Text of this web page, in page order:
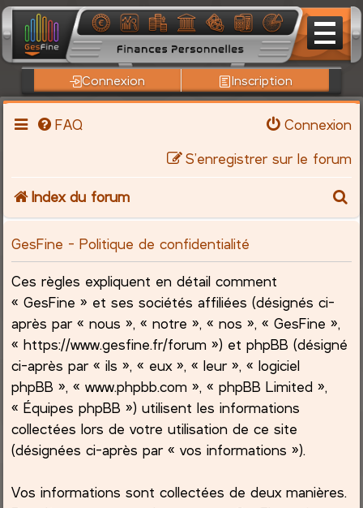
Connexion Inscription
FAQ
Connexion
S’enregistrer sur le forum
Index du forum
c
GesFine - Politique de confidentialité
Ces règles expliquent en détail comment
« GesFine » et ses sociétés affiliées (désignés ci-
après par « nous », « notre », « nos », « GesFine »,
« https://www.gesfine.fr/forum ») et phpBB (désigné
ci-après par « ils », « eux », « leur », « logiciel
phpBB », « www.phpbb.com », « phpBB Limited »,
« Équipes phpBB ») utilisent les informations
collectées lors de votre utilisation de ce site
(désignées ci-après par « vos informations »).
Vos informations sont collectées de deux manières.